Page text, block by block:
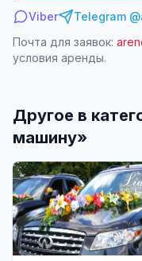
Viber
Telegram
Почта для заявок:
условия аренды.
Другое в
машину»